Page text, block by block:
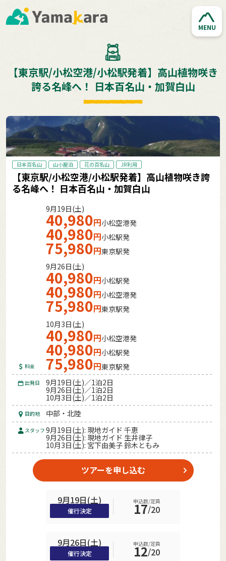
MENU
【東京駅/小松空港/小松駅発着】高山植物咲き
誇る名峰へ！ 日本百名山・加賀白山
日本百名山 山小屋泊 花の百名山 JR利用
【東京駅/小松空港/小松駅発着】高山植物咲き誇
る名峰へ！ 日本百名山・加賀白山
料金
9月19日(土)
40,980円小松空港発
40,980円小松駅発
75,980円東京駅発
9月26日(土)
40,980円小松駅発
40,980円小松空港発
75,980円東京駅発
10月3日(土)
40,980円小松空港発
40,980円小松駅発
75,980円東京駅発
出発日 9月19日(土)／1泊2日
9月26日(土)／1泊2日
10月3日(土)／1泊2日
目的地 中部・北陸
スタッフ 9月19日(土): 現地ガイド 千恵
9月26日(土): 現地ガイド 生井律子
10月3日(土): 宮下由美子 鈴木ともみ
ツアーを申し込む
9月19日(土)
催行決定
申込数/定員
17/20
9月26日(土)
催行決定
申込数/定員
12/20